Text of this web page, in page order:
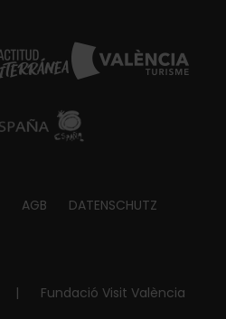
AGB DATENSCHUTZ
| Fundació Visit València